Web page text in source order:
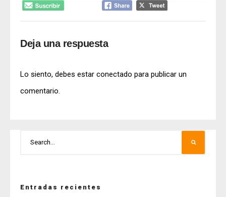
Deja una respuesta
Lo siento, debes estar conectado para publicar un
comentario.
Entradas recientes